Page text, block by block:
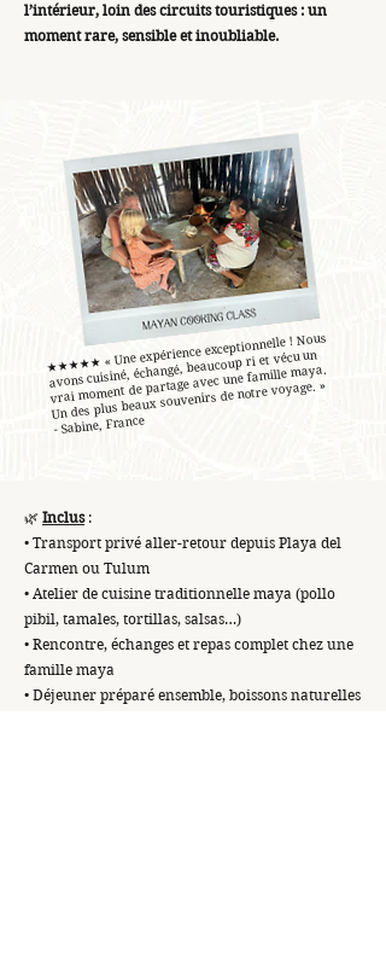
l’intérieur, loin des circuits touristiques : un
moment rare, sensible et inoubliable.
★★★★★ « Une expérience exceptionnelle ! Nous
avons cuisiné, échangé, beaucoup ri et vécu un
vrai moment de partage avec une famille maya.
Un des plus beaux souvenirs de notre voyage. »
- Sabine, France
🌿 Inclus:
• Transport privé aller-retour depuis Playa del
Carmen ou Tulum
• Atelier de cuisine traditionnelle maya (pollo
pibil, tamales, tortillas, salsas…)
• Rencontre, échanges et repas complet chez une
famille maya
• Déjeuner préparé ensemble, boissons naturelles